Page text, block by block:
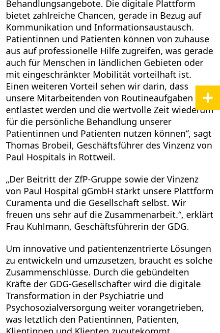
Behandlungsangebote. Die digitale Plattform
bietet zahlreiche Chancen, gerade in Bezug auf
Kommunikation und Informationsaustausch.
Patientinnen und Patienten können von zuhause
aus auf professionelle Hilfe zugreifen, was gerade
auch für Menschen in ländlichen Gebieten oder
mit eingeschränkter Mobilität vorteilhaft ist.
Einen weiteren Vorteil sehen wir darin, dass
unsere Mitarbeitenden von Routineaufgaben
entlastet werden und die wertvolle Zeit wiederum
für die persönliche Behandlung unserer
Patientinnen und Patienten nutzen können“, sagt
Thomas Brobeil, Geschäftsführer des Vinzenz von
Paul Hospitals in Rottweil.
„Der Beitritt der ZfP-Gruppe sowie der Vinzenz
von Paul Hospital gGmbH stärkt unsere Plattform
Curamenta und die Gesellschaft selbst. Wir
freuen uns sehr auf die Zusammenarbeit.“, erklärt
Frau Kuhlmann, Geschäftsführerin der GDG.
Um innovative und patientenzentrierte Lösungen
zu entwickeln und umzusetzen, braucht es solche
Zusammenschlüsse. Durch die gebündelten
Kräfte der GDG-Gesellschafter wird die digitale
Transformation in der Psychiatrie und
Psychosozialversorgung weiter vorangetrieben,
was letztlich den Patientinnen, Patienten,